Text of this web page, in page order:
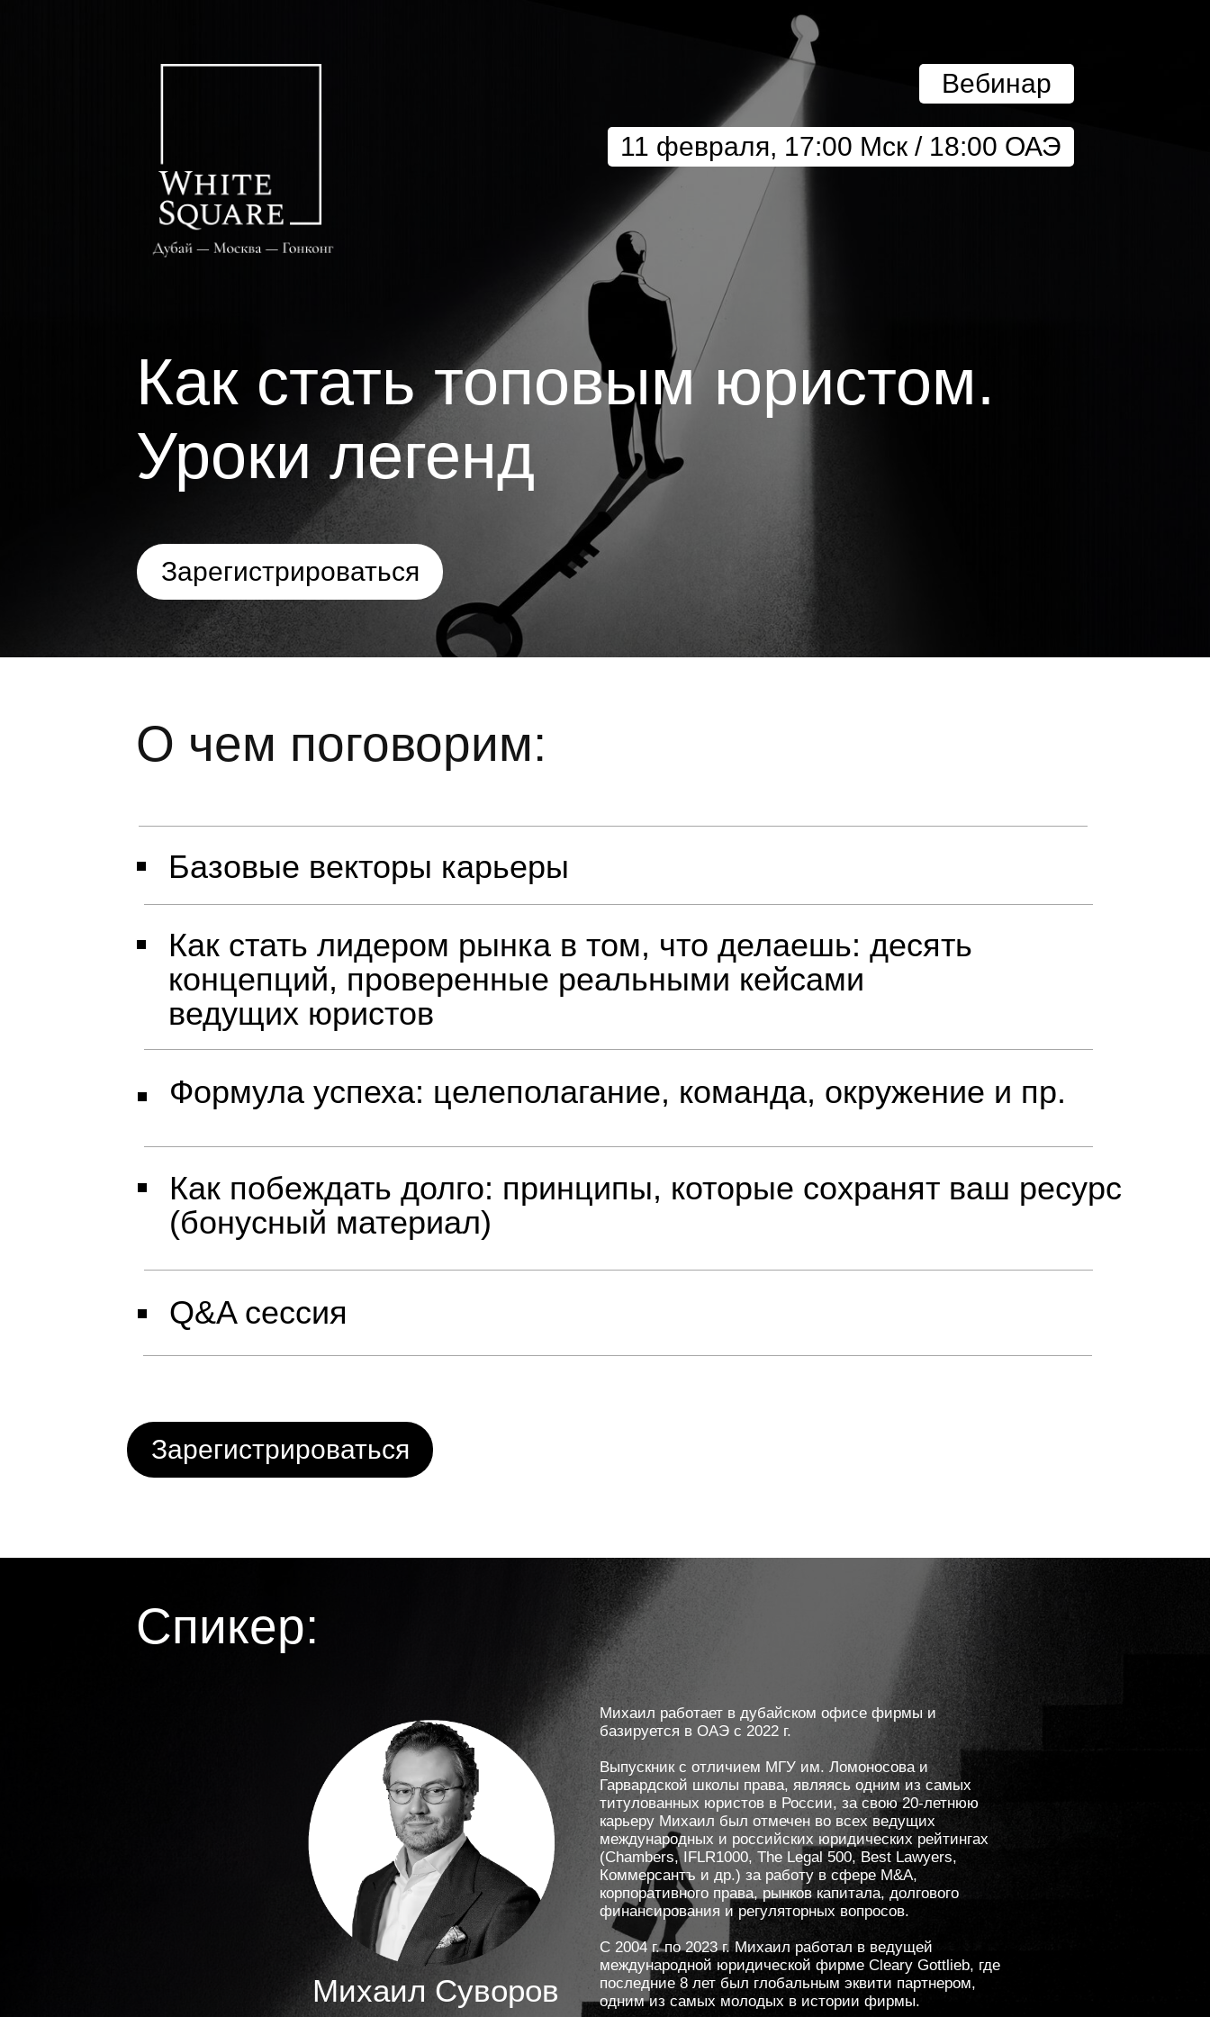
Как стать топовым юристом.
Уроки легенд
11 февраля, 17:00 Мск / 18:00 ОАЭ
Вебинар
Зарегистрироваться
Q&A сессия
Как побеждать долго: принципы, которые сохранят ваш ресурс
(бонусный материал)
Как стать лидером рынка в том, что делаешь: десять
концепций, проверенные реальными кейсами
ведущих юристов
Базовые векторы карьеры
О чем поговорим:
Формула успеха: целеполагание, команда, окружение и пр.
Зарегистрироваться
Михаил Суворов
Михаил работает в дубайском офисе фирмы и
базируется в ОАЭ с 2022 г.
Выпускник с отличием МГУ им. Ломоносова и
Гарвардской школы права, являясь одним из самых
титулованных юристов в России, за свою 20-летнюю
карьеру Михаил был отмечен во всех ведущих
международных и российских юридических рейтингах
(Chambers, IFLR1000, The Legal 500, Best Lawyers,
Коммерсантъ и др.) за работу в сфере M&A,
корпоративного права, рынков капитала, долгового
финансирования и регуляторных вопросов.
С 2004 г. по 2023 г. Михаил работал в ведущей
международной юридической фирме Cleary Gottlieb, где
последние 8 лет был глобальным эквити партнером,
одним из самых молодых в истории фирмы.
Спикер: